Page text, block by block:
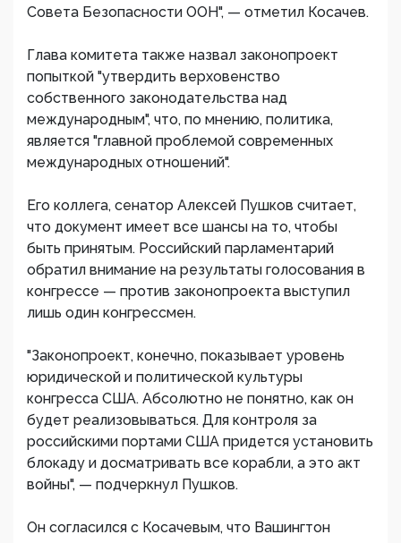
Совета Безопасности ООН", — отметил Косачев.
Глава комитета также назвал законопроект
попыткой "утвердить верховенство
собственного законодательства над
международным", что, по мнению, политика,
является "главной проблемой современных
международных отношений".
Его коллега, сенатор Алексей Пушков считает,
что документ имеет все шансы на то, чтобы
быть принятым. Российский парламентарий
обратил внимание на результаты голосования в
конгрессе — против законопроекта выступил
лишь один конгрессмен.
"Законопроект, конечно, показывает уровень
юридической и политической культуры
конгресса США. Абсолютно не понятно, как он
будет реализовываться. Для контроля за
российскими портами США придется установить
блокаду и досматривать все корабли, а это акт
войны", — подчеркнул Пушков.
Он согласился с Косачевым, что Вашингтон